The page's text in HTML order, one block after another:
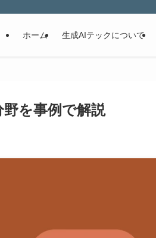
ホーム 生成AIテックについて
を事例で解説